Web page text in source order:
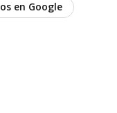
en Google